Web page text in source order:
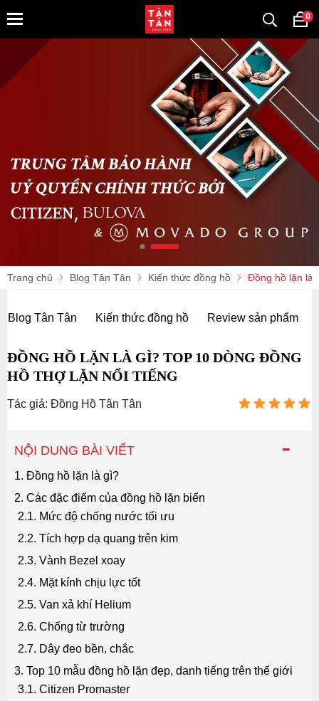
0
Trang chủ Blog Tân Tân Kiến thức đồng hồ Đồng hồ lặn là
Blog Tân Tân Kiến thức đồng hồ Review sản phẩm
ĐỒNG HỒ LẶN LÀ GÌ? TOP 10 DÒNG ĐỒNG
HỒ THỢ LẶN NỔI TIẾNG
Tác giả: Đồng Hồ Tân Tân
-
NỘI DUNG BÀI VIẾT
1. Đồng hồ lặn là gì?
2. Các đặc điểm của đồng hồ lặn biển
2.1. Mức độ chống nước tối ưu
2.2. Tích hợp dạ quang trên kim
2.3. Vành Bezel xoay
2.4. Mặt kính chịu lực tốt
2.5. Van xả khí Helium
2.6. Chống từ trường
2.7. Dây đeo bền, chắc
3. Top 10 mẫu đồng hồ lặn đẹp, danh tiếng trên thế giới
3.1. Citizen Promaster